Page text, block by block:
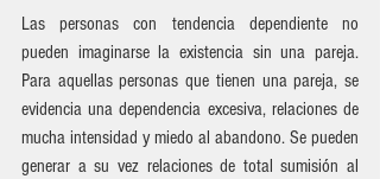
Las personas con tendencia dependiente no
pueden imaginarse la existencia sin una pareja.
Para aquellas personas que tienen una pareja, se
evidencia una dependencia excesiva, relaciones de
mucha intensidad y miedo al abandono. Se pueden
generar a su vez relaciones de total sumisión al